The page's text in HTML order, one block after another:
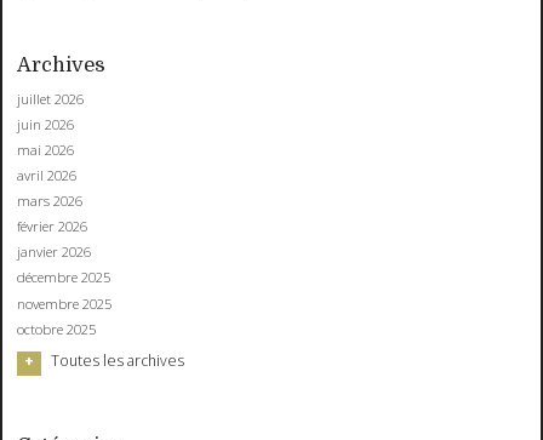
Archives
juillet 2026
juin 2026
mai 2026
avril 2026
mars 2026
février 2026
janvier 2026
décembre 2025
novembre 2025
octobre 2025
Toutes les archives